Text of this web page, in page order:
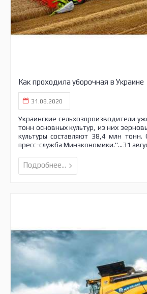
Как проходила уборочная в Украине
31.08.2020
Украинские сельхозпроизводители
тонн основных культур, из них
культуры составляют 38,4 млн
пресс-служба Минэкономики."...31
Подробнее...